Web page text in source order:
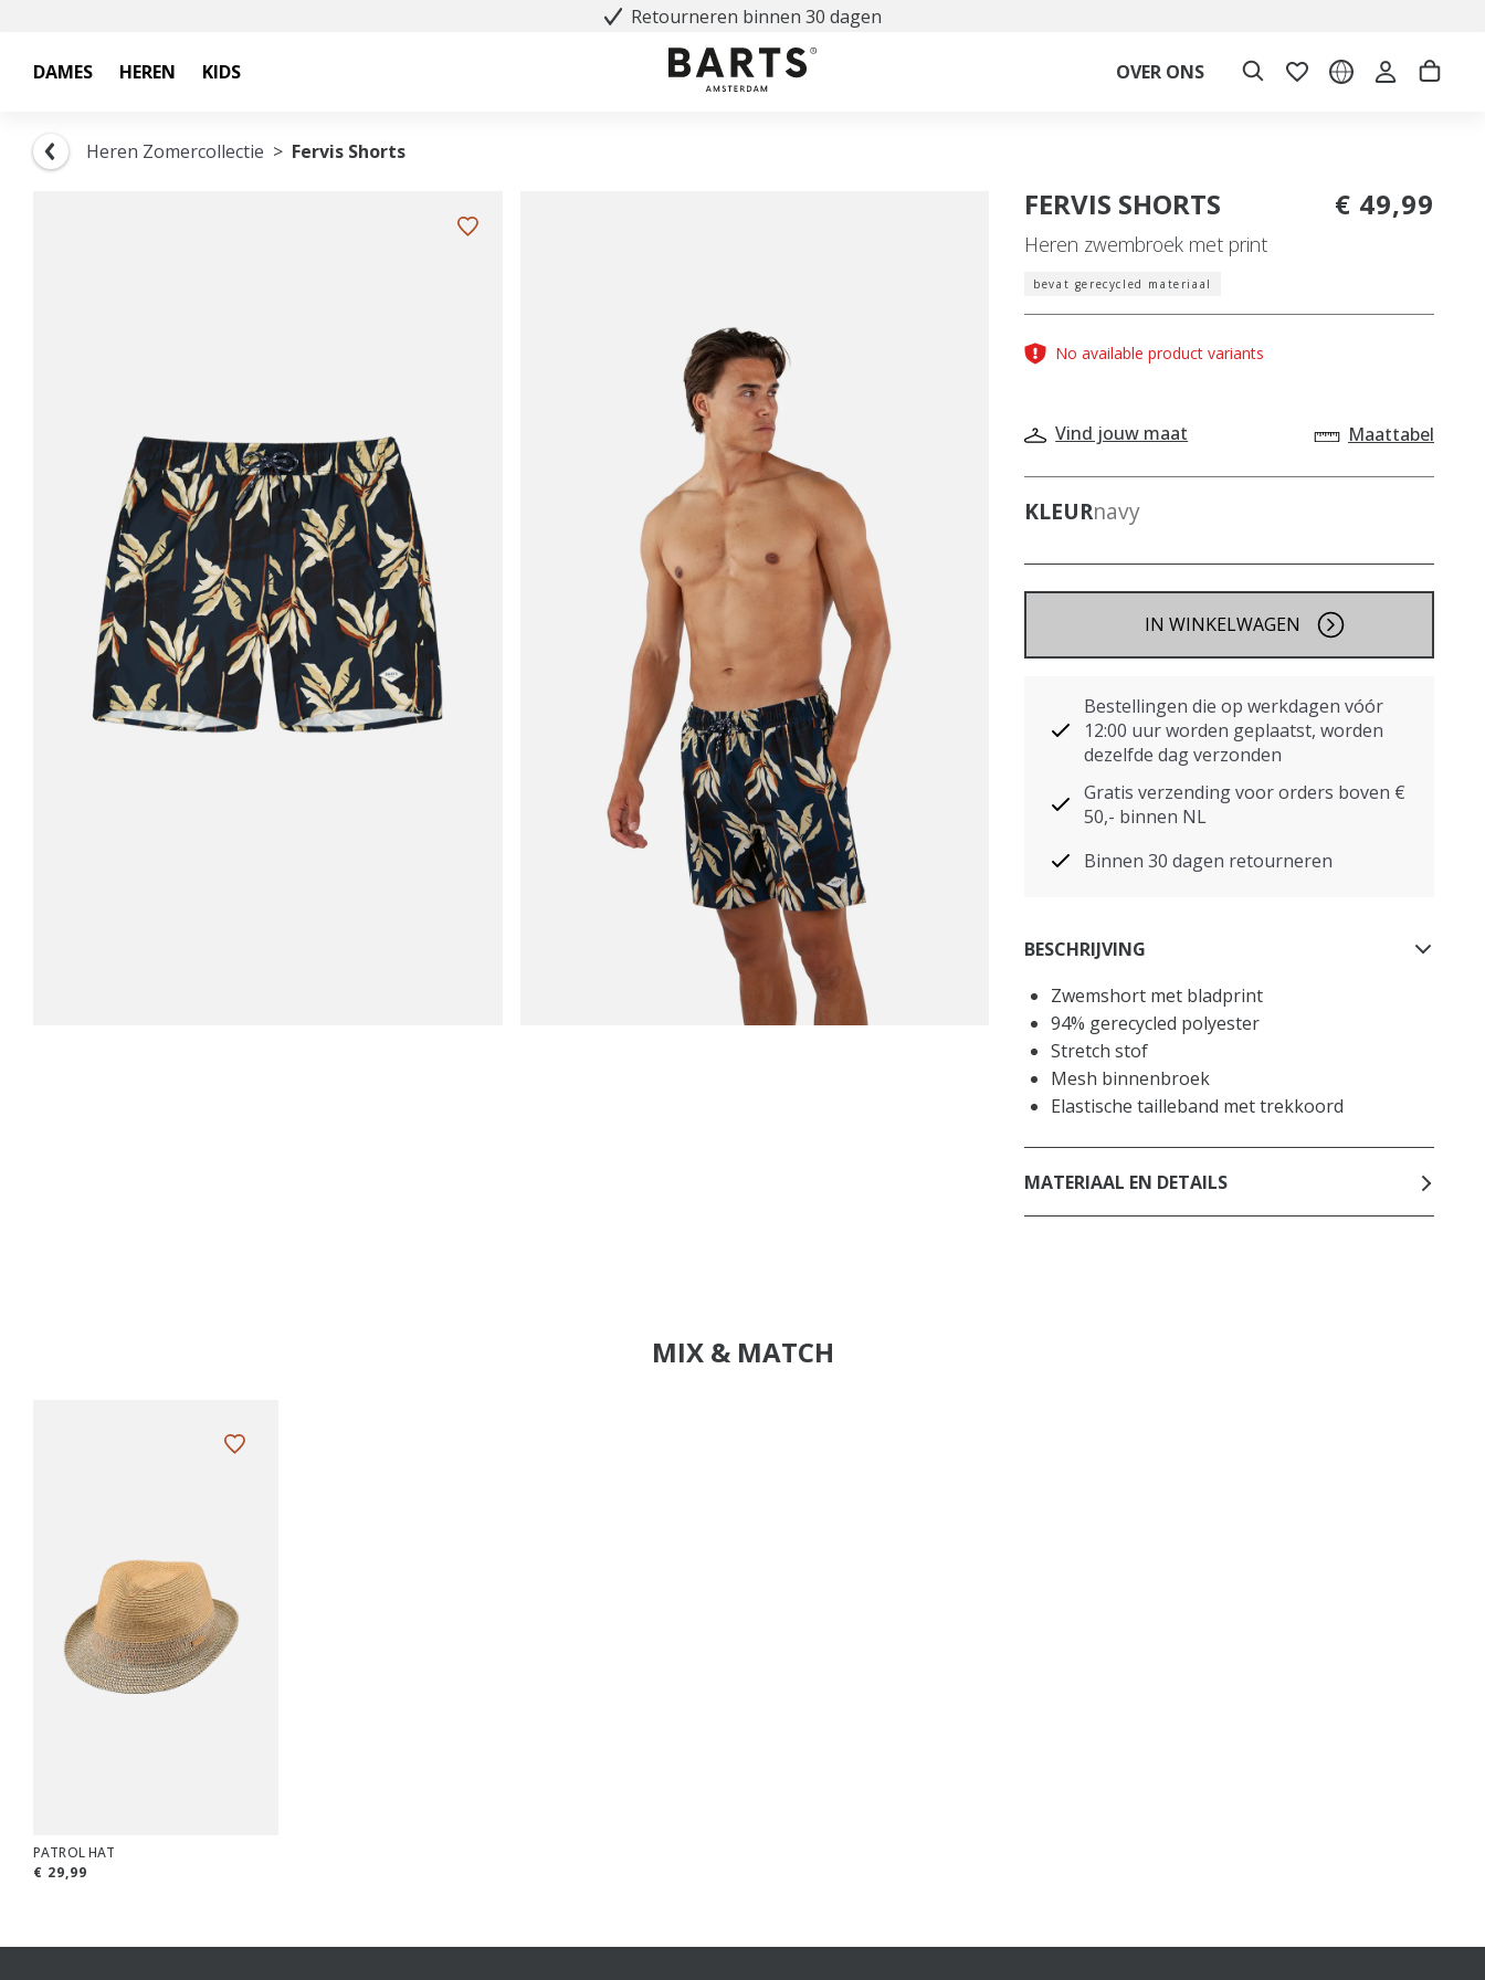
Retourneren binnen 30 dagen
DAMES HEREN KIDS OVER ONS
Heren Zomercollectie Fervis Shorts
FERVIS SHORTS
Heren zwembroek met print
€ 49,99
bevat gerecycled materiaal
No available product variants
Vind jouw maat Maattabel
KLEURnavy
IN WINKELWAGEN
Bestellingen die op werkdagen vóór
12:00 uur worden geplaatst, worden
dezelfde dag verzonden
Gratis verzending voor orders boven €
50,- binnen NL
Binnen 30 dagen retourneren
BESCHRIJVING
Zwemshort met bladprint
94% gerecycled polyester
Stretch stof
Mesh binnenbroek
Elastische tailleband met trekkoord
MATERIAAL EN DETAILS
MIX & MATCH
PATROL HAT
€ 29,99